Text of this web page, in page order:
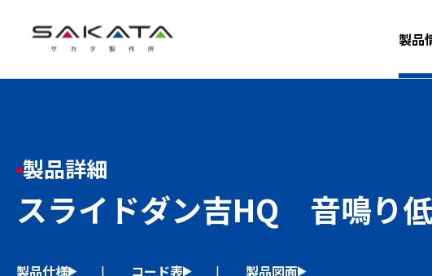
製品
製品詳細
スライドダン吉HQ 音鳴り
製品仕様 コード表 製品図面